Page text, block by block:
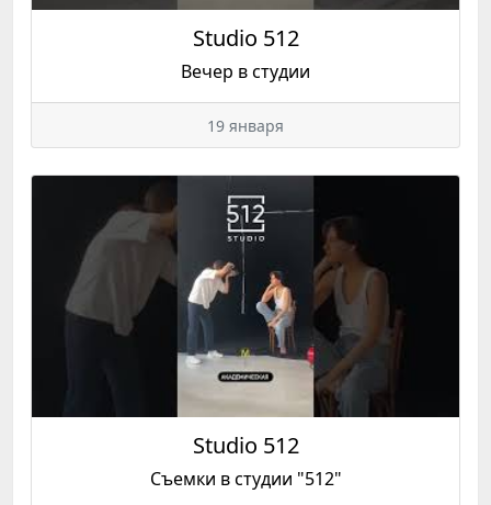
Studio 512
Вечер в студии
19 января
Studio 512
Съемки в студии "512"